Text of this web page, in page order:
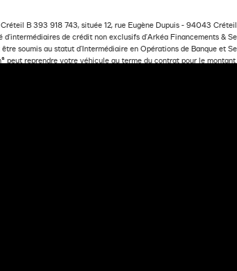
B 393 918 743, située 12, rue Eugène Dupuis - 94043
de crédit non exclusifs d'Arkéa Financements &
soumis au statut d’Intermédiaire en Opérations de Banque et
peut reprendre votre véhicule au terme du contrat pour le